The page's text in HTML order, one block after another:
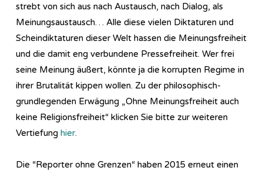
strebt von sich aus nach Austausch, nach Dialog, als
Meinungsaustausch… Alle diese vielen Diktaturen und
Scheindiktaturen dieser Welt hassen die Meinungsfreiheit
und die damit eng verbundene Pressefreiheit. Wer frei
seine Meinung äußert, könnte ja die korrupten Regime in
ihrer Brutalität kippen wollen. Zu der philosophisch-
grundlegenden Erwägung „Ohne Meinungsfreiheit auch
keine Religionsfreiheit“ klicken Sie bitte zur weiteren
Vertiefung hier.
Die “Reporter ohne Grenzen“ haben 2015 erneut einen